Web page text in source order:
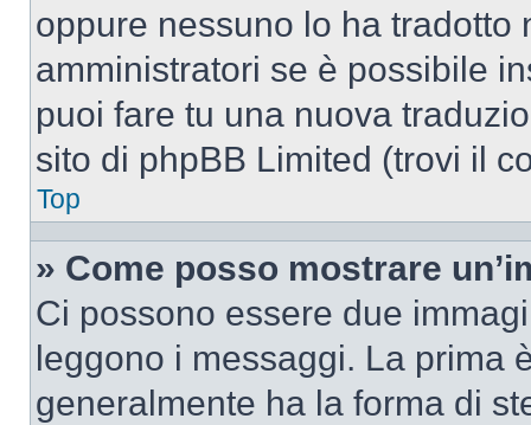
oppure nessuno lo ha
amministratori se è possibile
puoi fare tu una nuova
sito di phpBB Limited (trovi il
Top
» Come posso mostrare
Ci possono essere due
leggono i messaggi. La prima
generalmente ha la forma di